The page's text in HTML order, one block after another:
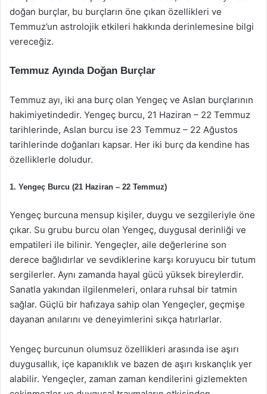
doğan burçlar, bu burçların öne çıkan özellikleri ve
Temmuz’un astrolojik etkileri hakkında derinlemesine bilgi
vereceğiz.
Temmuz Ayında Doğan Burçlar
Temmuz ayı, iki ana burç olan Yengeç ve Aslan burçlarının
hakimiyetindedir. Yengeç burcu, 21 Haziran – 22 Temmuz
tarihlerinde, Aslan burcu ise 23 Temmuz – 22 Ağustos
tarihlerinde doğanları kapsar. Her iki burç da kendine has
özelliklerle doludur.
1. Yengeç Burcu (21 Haziran – 22 Temmuz)
Yengeç burcuna mensup kişiler, duygu ve sezgileriyle öne
çıkar. Su grubu burcu olan Yengeç, duygusal derinliği ve
empatileri ile bilinir. Yengeçler, aile değerlerine son
derece bağlıdırlar ve sevdiklerine karşı koruyucu bir tutum
sergilerler. Aynı zamanda hayal gücü yüksek bireylerdir.
Sanatla yakından ilgilenmeleri, onlara ruhsal bir tatmin
sağlar. Güçlü bir hafızaya sahip olan Yengeçler, geçmişe
dayanan anılarını ve deneyimlerini sıkça hatırlarlar.
Yengeç burcunun olumsuz özellikleri arasında ise aşırı
duygusallık, içe kapanıklık ve bazen de aşırı kıskançlık yer
alabilir. Yengeçler, zaman zaman kendilerini gizlemekten